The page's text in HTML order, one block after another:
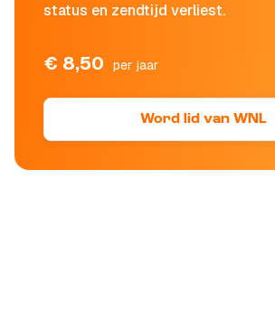
status en zendtijd verliest.
€ 8,50 per jaar
Word lid van WNL